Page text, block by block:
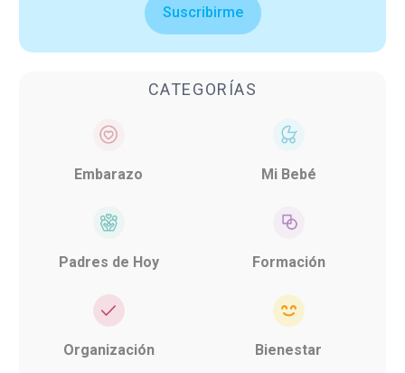
Suscribirme
CATEGORÍAS
Embarazo Mi Bebé
Padres de Hoy Formación
Organización Bienestar